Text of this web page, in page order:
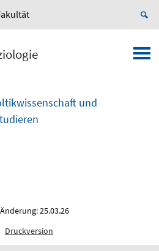
und
25.03.26
Druckversion